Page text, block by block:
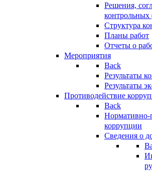
Решения,
контрольных
Структура
Планы работ
Отчеты о
Мероприятия
Back
Результаты
Результаты
Противодействие
Back
Нормативно-
коррупции
Сведения о